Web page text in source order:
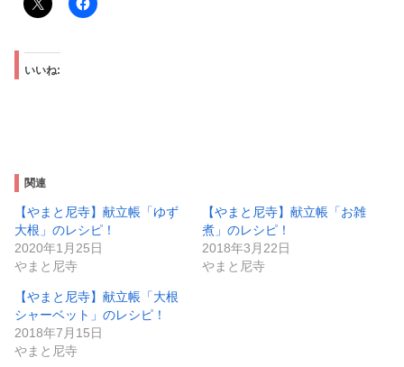
いいね:
関連
【やまと尼寺】献立帳「ゆず
大根」のレシピ！
2020年1月25日
やまと尼寺
【やまと尼寺】献立帳「お雑
煮」のレシピ！
2018年3月22日
やまと尼寺
【やまと尼寺】献立帳「大根
シャーベット」のレシピ！
2018年7月15日
やまと尼寺